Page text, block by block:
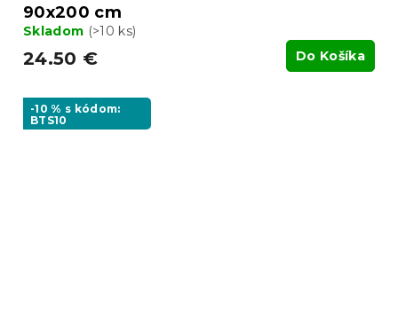
90x200 cm
Skladom (>10 ks)
24.50 € Do Košíka
-10 % s kódom:
BTS10